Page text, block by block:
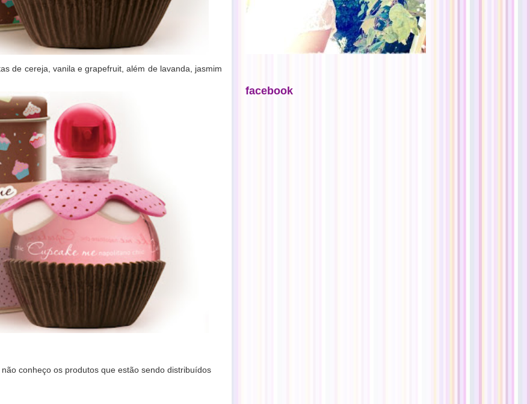
de cereja, vanila e grapefruit, além de lavanda, jasmim
conheço os produtos que estão sendo distribuídos
facebook